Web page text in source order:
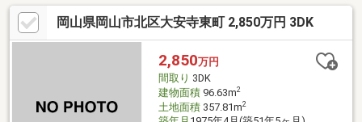
回り4%で、長期的な資産形成に適しています 【周辺環境につい
て】・マルナカ高柳店：徒歩11分・中国銀行高柳出張所：徒歩5
分 ・ファミリーマート高柳西町店：徒歩3分・くすりのラブ大安
寺店：徒歩7分【お問い合わせについて】現地ご案内受付中です！
ハウスドゥ岡山奥田までお気軽にお問い合わせください。0800-
岡山県岡山市北区大安寺東町 2,850万円 3DK
2,850万円
間取り 3DK
建物面積96.63m2
土地面積357.81m2